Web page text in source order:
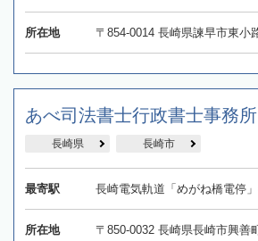
所在地 〒854-0014 長崎県諫早市東小
あべ司法書士行政書士事務所
長崎県 長崎市
最寄駅 長崎電気軌道「めがね橋電停
所在地 〒850-0032 長崎県長崎市興善